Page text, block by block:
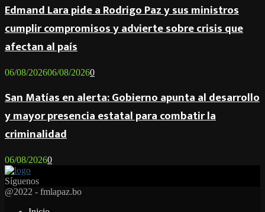
Edmand Lara pide a Rodrigo Paz y sus ministros
cumplir compromisos y advierte sobre crisis que
afectan al país
06/08/202606/08/20260
San Matías en alerta: Gobierno apunta al desarrollo
y mayor presencia estatal para combatir la
criminalidad
06/08/20260
Síguenos
Facebook
Twitter
Instagram
Youtube
Email
Twitch
Whatsapp
@2022 - fmlapaz.bo